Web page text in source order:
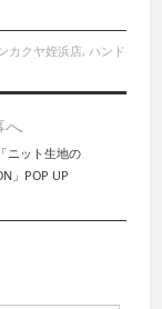
カクヤ姪浜店, ハンド
へ
ニット生地の
」POP UP